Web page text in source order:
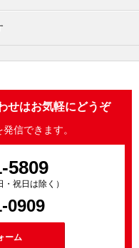
せはお気軽にどうぞ
信できます。
5809
祝日は除く）
0909
ーム